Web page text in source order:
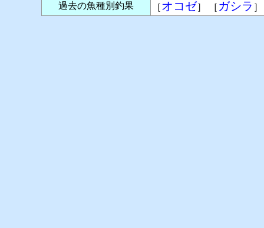
過去の魚種別釣果 ［オコゼ］ ［ ガシラ